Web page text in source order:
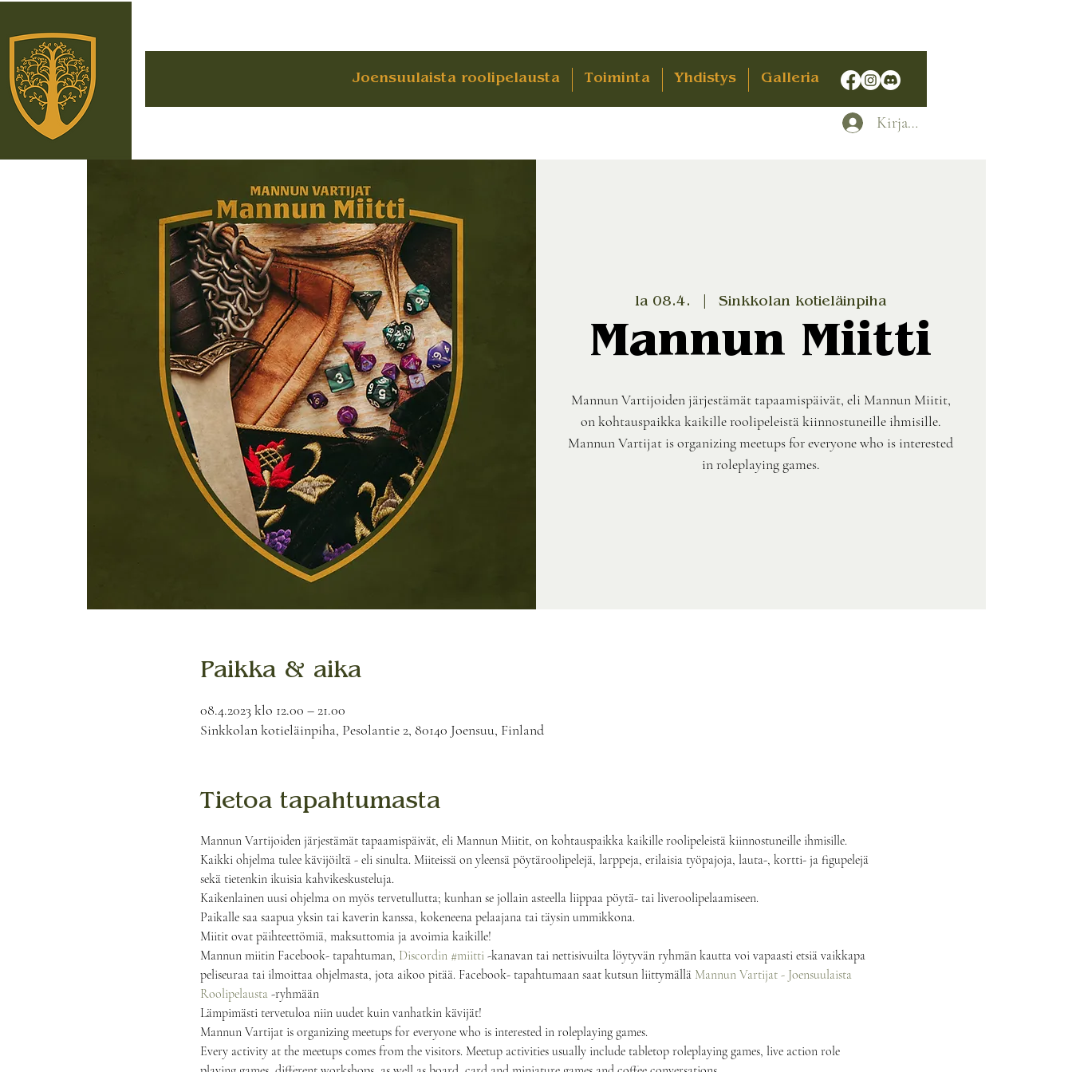
Joensuulaista roolipelausta Toiminta Yhdistys Galleria
Kirjaudu
la 08.4.
  |
Sinkkolan kotieläinpiha
Mannun Miitti
Mannun Vartijoiden järjestämät tapaamispäivät, eli Mannun Miitit,
on kohtauspaikka kaikille roolipeleistä kiinnostuneille ihmisille.
Mannun Vartijat is organizing meetups for everyone who is interested
in roleplaying games.
Paikka & aika
08.4.2023 klo 12.00 – 21.00
Sinkkolan kotieläinpiha, Pesolantie 2, 80140 Joensuu, Finland
Tietoa tapahtumasta
Mannun Vartijoiden järjestämät tapaamispäivät, eli Mannun Miitit, on kohtauspaikka kaikille roolipeleistä kiinnostuneille ihmisille.
Kaikki ohjelma tulee kävijöiltä - eli sinulta. Miiteissä on yleensä pöytäroolipelejä, larppeja, erilaisia työpajoja, lauta-, kortti- ja figupelejä
sekä tietenkin ikuisia kahvikeskusteluja.
Kaikenlainen uusi ohjelma on myös tervetullutta; kunhan se jollain asteella liippaa pöytä- tai liveroolipelaamiseen.
Paikalle saa saapua yksin tai kaverin kanssa, kokeneena pelaajana tai täysin ummikkona.
Miitit ovat päihteettömiä, maksuttomia ja avoimia kaikille!
Mannun miitin Facebook- tapahtuman, Discordin #miitti -kanavan tai nettisivuilta löytyvän ryhmän kautta voi vapaasti etsiä vaikkapa
peliseuraa tai ilmoittaa ohjelmasta, jota aikoo pitää. Facebook- tapahtumaan saat kutsun liittymällä Mannun Vartijat - Joensuulaista
Roolipelausta -ryhmään
Lämpimästi tervetuloa niin uudet kuin vanhatkin kävijät!
Mannun Vartijat is organizing meetups for everyone who is interested in roleplaying games.
Every activity at the meetups comes from the visitors. Meetup activities usually include tabletop roleplaying games, live action role